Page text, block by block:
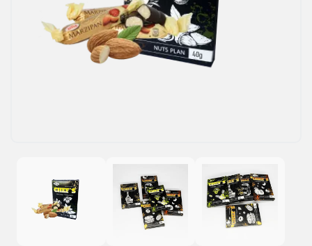
Рідини для електронних сигарет
Подарункові набори